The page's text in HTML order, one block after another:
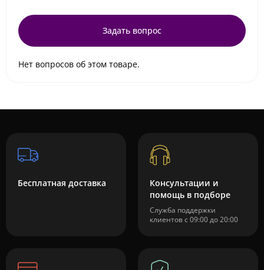
Задать вопрос
Нет вопросов об этом товаре.
Бесплатная доставка
Консультации и
помощь в подборе
Служба поддержки
клиентов с 09:00 до 20:00